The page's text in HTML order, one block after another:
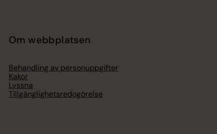
Om webbplatsen
Behandling av personuppgifter
Kakor
Lyssna
Tillgänglighetsredogörelse